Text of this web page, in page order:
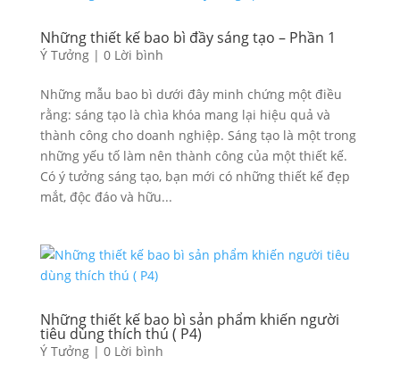
Những thiết kế bao bì đầy sáng tạo – Phần 1
Ý Tưởng| 0 Lời bình
Những mẫu bao bì dưới đây minh chứng một điều
rằng: sáng tạo là chìa khóa mang lại hiệu quả và
thành công cho doanh nghiệp. Sáng tạo là một trong
những yếu tố làm nên thành công của một thiết kế.
Có ý tưởng sáng tạo, bạn mới có những thiết kế đẹp
mắt, độc đáo và hữu...
Những thiết kế bao bì sản phẩm khiến người
tiêu dùng thích thú ( P4)
Ý Tưởng| 0 Lời bình